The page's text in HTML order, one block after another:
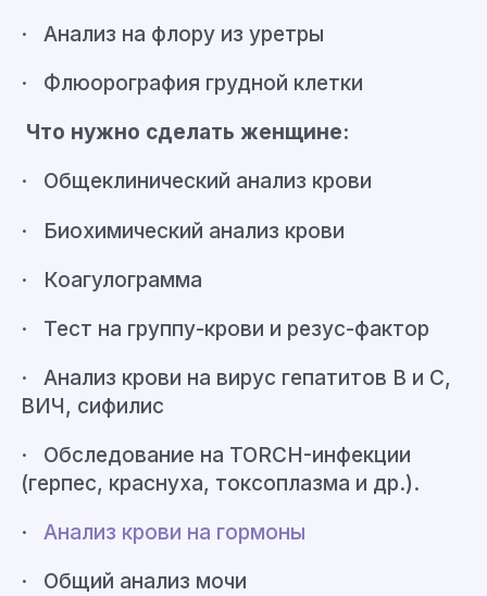
· Анализ на флору из уретры
· Флюорография грудной клетки
Что нужно сделать женщине:
· Общеклинический анализ крови
· Биохимический анализ крови
· Коагулограмма
· Тест на группу-крови и резус-фактор
· Анализ крови на вирус гепатитов В и С,
ВИЧ, сифилис
· Обследование на TORCH-инфекции
(герпес, краснуха, токсоплазма и др.).
·Анализ крови на гормоны
· Общий анализ мочи